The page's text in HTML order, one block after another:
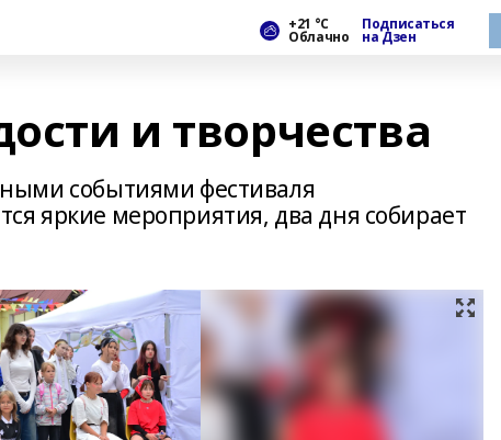
+21 °С
Облачно
Подписаться
на Дзен
и творчества
событиями фестиваля
яркие мероприятия, два дня собирает